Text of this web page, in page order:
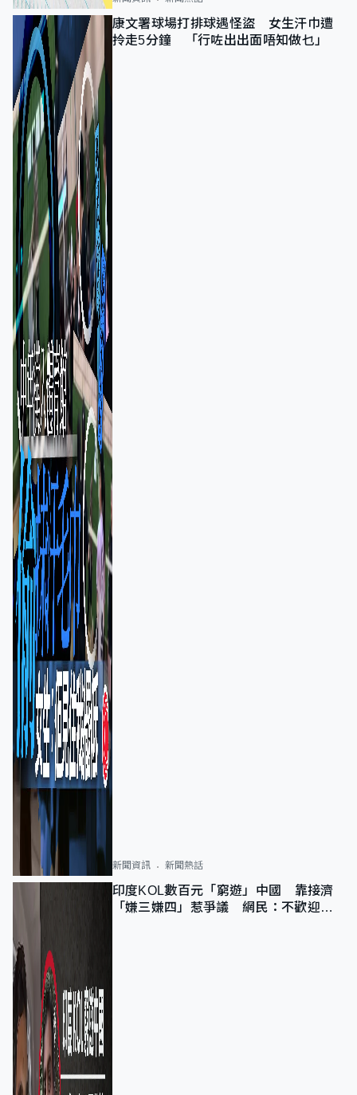
康文署球場打排球遇怪盜 女生汗巾遭
拎走5分鐘 「行咗出出面唔知做乜」
新聞資訊 新聞熱話
印度KOL數百元「窮遊」中國 靠接濟
「嫌三嫌四」惹爭議 網民：不歡迎劣